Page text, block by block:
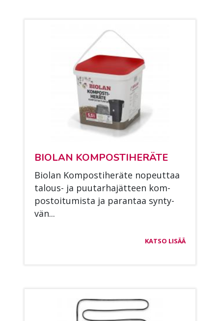
BIO­LAN KOM­POS­TI­HE­RÄ­TE
Bio­lan Kom­pos­ti­he­rä­te no­peut­taa
ta­lous- ja puu­tar­ha­jät­teen kom­
pos­toi­tu­mis­ta ja pa­ran­taa syn­ty­
vän...
KATSO LISÄÄ